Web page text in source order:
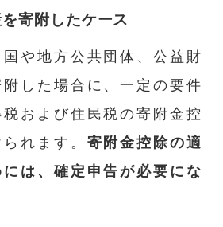
寄附したケース
や地方公共団体、公益財
した場合に、一定の要件
および住民税の寄附金控
れます。 寄附金控除の適
は、確定申告が必要にな